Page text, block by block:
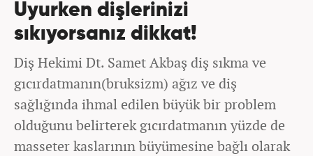
Uyurken dişlerinizi
sıkıyorsanız dikkat!
Diş Hekimi Dt. Samet Akbaş diş sıkma ve
gıcırdatmanın(bruksizm) ağız ve diş
sağlığında ihmal edilen büyük bir problem
olduğunu belirterek gıcırdatmanın yüzde de
masseter kaslarının büyümesine bağlı olarak